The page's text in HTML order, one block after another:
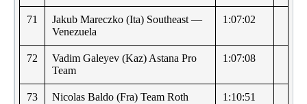
71
Jakub Mareczko (Ita) Southeast —
Venezuela
1:07:02
72
Vadim Galeyev (Kaz) Astana Pro
Team
1:07:08
73 Nicolas Baldo (Fra) Team Roth 1:10:51